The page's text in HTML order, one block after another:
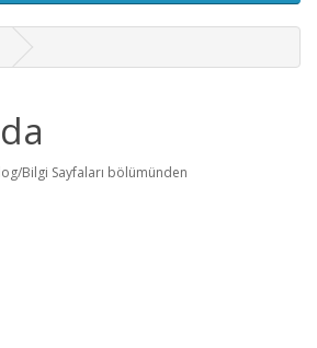
Bilgi Sayfaları bölümünden